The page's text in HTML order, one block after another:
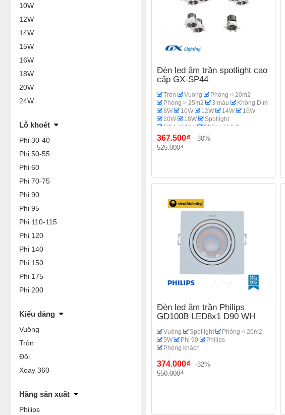
10W
12W
14W
15W
16W
18W
20W
24W
Lỗ khoét
Phi 30-40
Phi 50-55
Phi 60
Phi 70-75
Phi 90
Phi 95
Phi 110-115
Phi 120
Phi 140
Phi 150
Phi 175
Phi 200
Kiểu dáng
Vuông
Tròn
Đôi
Xoay 360
Hãng sản xuất
Philips
Đèn led âm trần spotlight cao
cấp GX-SP44
Tròn Vuông
Phòng < 20m2
Phòng > 25m2
3 màu
Không Dim
8W
10W 12W 14W
16W
20W
18W
Spotlight
GX Lighting
Phòng khách
367.500₫
-30%
525.000₫
Đèn led âm trần Philips
GD100B LED8x1 D90 WH
Vuông Spotlight
Phòng < 20m2
9W
Phi 90
Philips
Phòng khách
374.000₫
-32%
550.000₫